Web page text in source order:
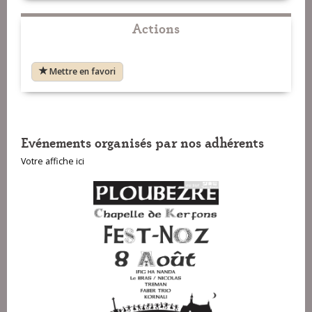
Actions
Mettre en favori
Evénements organisés par nos adhérents
Votre affiche ici